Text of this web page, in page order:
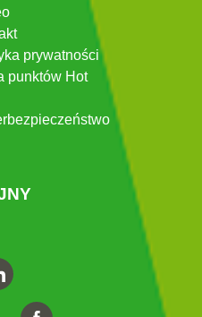
prywatności
punktów Hot